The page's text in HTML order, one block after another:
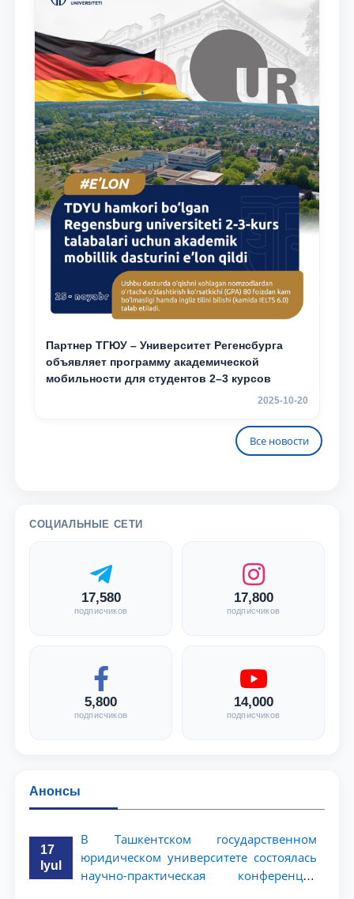
Партнер ТГЮУ – Университет Регенсбурга
объявляет программу академической
мобильности для студентов 2–3 курсов
2025-10-20
Все новости
СОЦИАЛЬНЫЕ СЕТИ
17,580
подписчиков
17,800
подписчиков
5,800
подписчиков
14,000
подписчиков
Анонсы
17
Iyul
В Ташкентском государственном
юридическом университете состоялась
научно-практическая конференция